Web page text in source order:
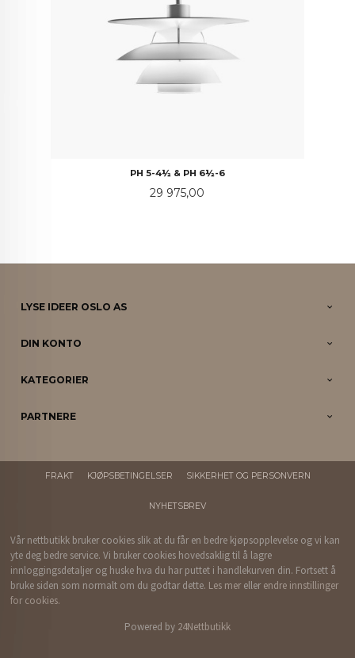
PH 5-4½ & PH 6½-6
Pris
29 975,00
LYSE IDEER OSLO AS
DIN KONTO
KATEGORIER
PARTNERE
FRAKT KJØPSBETINGELSER SIKKERHET OG PERSONVERN
NYHETSBREV
Vår nettbutikk bruker cookies slik at du får en bedre kjøpsopplevelse og vi kan
yte deg bedre service. Vi bruker cookies hovedsaklig til å lagre
innloggingsdetaljer og huske hva du har puttet i handlekurven din. Fortsett å
bruke siden som normalt om du godtar dette. Les mer eller endre innstillinger
for cookies.
Powered by 24Nettbutikk